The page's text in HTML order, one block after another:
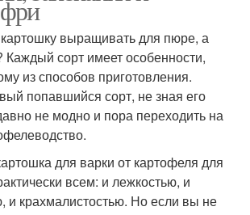
выращивать для пюре, а
Каждый сорт имеет особенности,
из способов приготовления.
попавшийся сорт, не зная его
не модно и пора переходить на
для варки от картофеля для
всем: и лежкостью, и
и крахмалистостью. Но если вы не